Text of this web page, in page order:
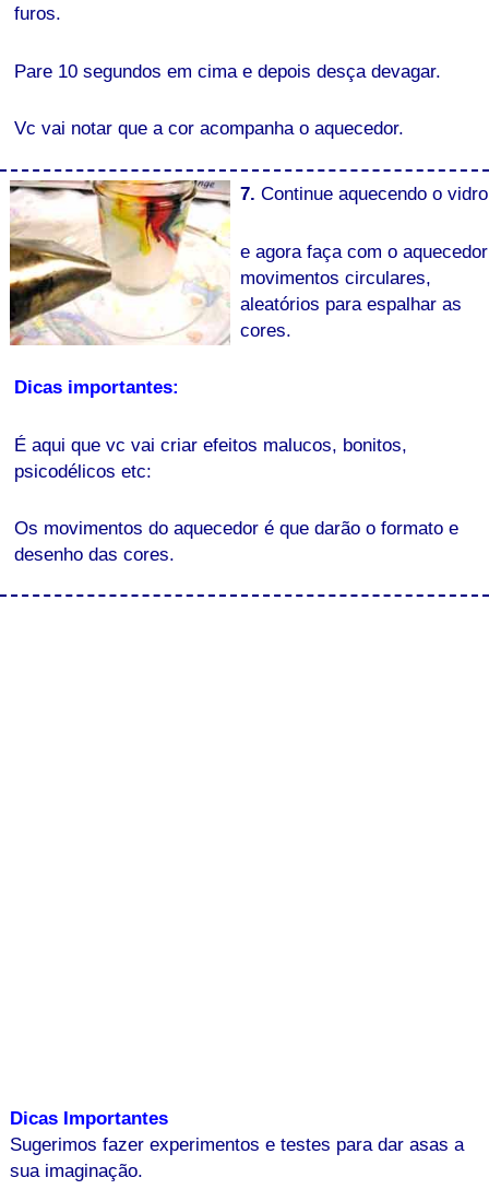
furos.
Pare 10 segundos em cima e depois desça devagar.
Vc vai notar que a cor acompanha o aquecedor.
7. Continue aquecendo o vidro
e agora faça com o aquecedor
movimentos circulares,
aleatórios para espalhar as
cores.
Dicas importantes:
É aqui que vc vai criar efeitos malucos, bonitos,
psicodélicos etc:
Os movimentos do aquecedor é que darão o formato e
desenho das cores.
Dicas Importantes
Sugerimos fazer experimentos e testes para dar asas a
sua imaginação.